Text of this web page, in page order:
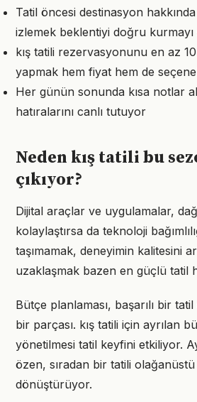
Tatil öncesi destinasyon
izlemek beklentiyi doğru kurmayı
kış tatili rezervasyonunu en az
yapmak hem fiyat hem de
Her günün sonunda kısa notlar
hatıralarını canlı tutuyor
Neden kış tatili bu
çıkıyor?
Dijital araçlar ve uygulamalar,
kolaylaştırsa da teknoloji
taşımamak, deneyimin kalitesini
uzaklaşmak bazen en güçlü tatil
Bütçe planlaması, başarılı bir
bir parçası. kış tatili için ayrılan
yönetilmesi tatil keyfini etkiliyor.
özen, sıradan bir tatili
dönüştürüyor.